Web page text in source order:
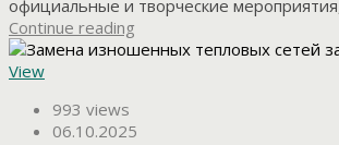
официальные и творческие
Continue reading
View
993 views
06.10.2025